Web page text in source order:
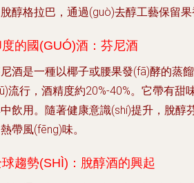
醇格拉巴，通過(guò)去醇工藝保留果
的國(GUÓ)酒：芬尼酒
酒是一種以椰子或腰果發(fā)酵的蒸
流行，酒精度約20%-40%。它帶有甜
飲用。隨著健康意識(shí)提升，脫醇
帶風(fēng)味。
趨勢(SHÌ)：脫醇酒的興起